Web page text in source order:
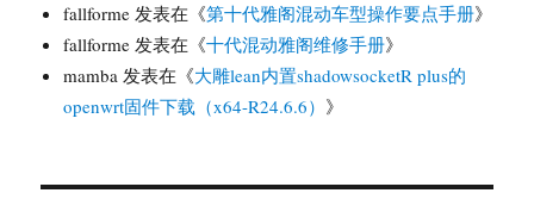
fallforme 发表在《第十代雅阁混动车型操作要点手册》
fallforme 发表在《十代混动雅阁维修手册》
mamba 发表在《大雕lean内置shadowsocketR plus的
openwrt固件下载（x64-R24.6.6） 》